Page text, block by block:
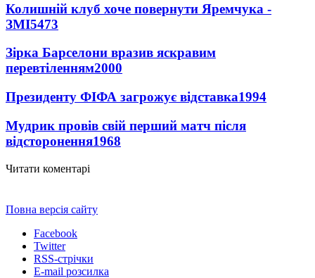
Колишній клуб хоче повернути Яремчука -
ЗМІ5473
Зірка Барселони вразив яскравим
перевтіленням2000
Президенту ФІФА загрожує відставка1994
Мудрик провів свій перший матч після
відсторонення1968
Читати коментарі
Повна версія сайту
Facebook
Twitter
RSS-стрічки
E-mail розсилка